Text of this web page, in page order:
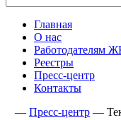
Главная
О нас
Работодателям
Реестры
Пресс-центр
Контакты
— Пресс-центр —